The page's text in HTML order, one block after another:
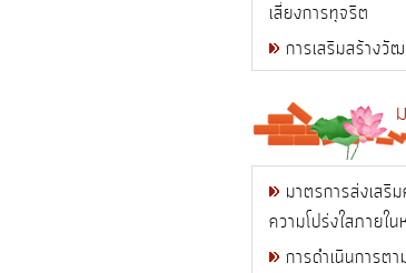
เสี่ยงการทุจริต
การเสริมสร้างวั
มาตรการส่งเสริ
ความโปร่งใสภายใ
การดำเนินการต